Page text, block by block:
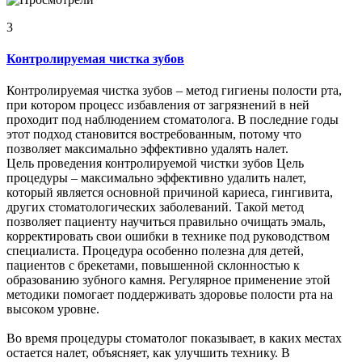
3
Контролируемая чистка зубов
Контролируемая чистка зубов – метод гигиены полости рта,
при котором процесс избавления от загрязнений в ней
проходит под наблюдением стоматолога. В последние годы
этот подход становится востребованным, потому что
позволяет максимально эффективно удалять налет.
Цель проведения контролируемой чистки зубов Цель
процедуры – максимально эффективно удалить налет,
который является основной причиной кариеса, гингивита,
других стоматологических заболеваний. Такой метод
позволяет пациенту научиться правильно очищать эмаль,
корректировать свои ошибки в технике под руководством
специалиста. Процедура особенно полезна для детей,
пациентов с брекетами, повышенной склонностью к
образованию зубного камня. Регулярное применение этой
методики помогает поддерживать здоровье полости рта на
высоком уровне.
Во время процедуры стоматолог показывает, в каких местах
остается налет, объясняет, как улучшить технику. В